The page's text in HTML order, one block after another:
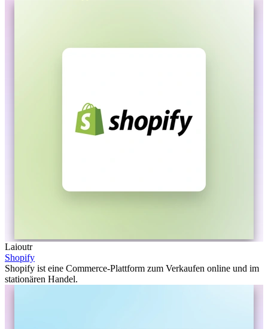
Laioutr
Shopify
Shopify ist eine Commerce-Plattform zum Verkaufen online und im
stationären Handel.